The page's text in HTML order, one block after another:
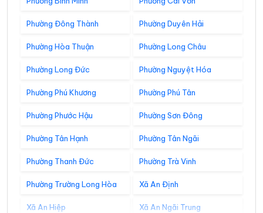
Phường Đông Thành Phường Duyên Hải
Phường Hòa Thuận Phường Long Châu
Phường Long Đức Phường Nguyệt Hóa
Phường Phú Khương Phường Phú Tân
Phường Phước Hậu Phường Sơn Đông
Phường Tân Hạnh Phường Tân Ngãi
Phường Thanh Đức Phường Trà Vinh
Phường Trường Long Hòa Xã An Định
Xã An Hiệp Xã An Ngãi Trung